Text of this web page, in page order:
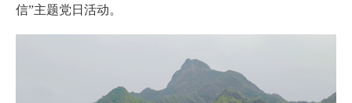
信”主题党日活动。